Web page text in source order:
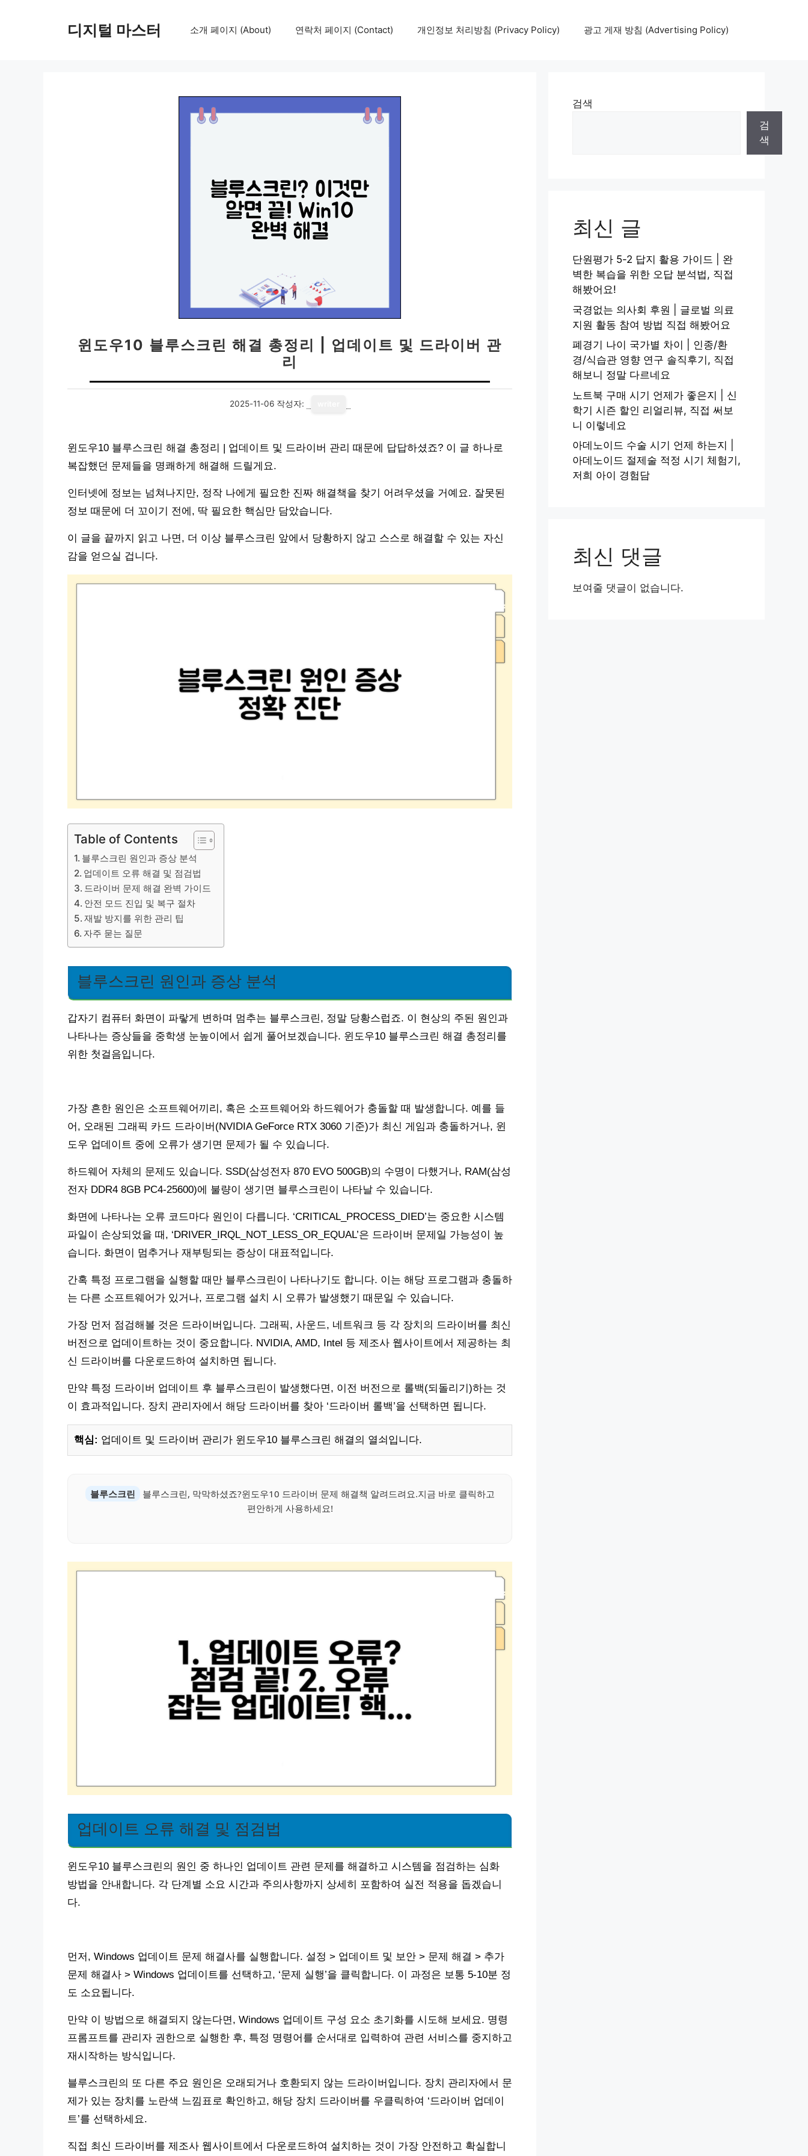
디지털 마스터 소개 페이지 (About) 연락처 페이지 (Contact) 개인정보 처리방침 (Privacy Policy) 광고 게재 방침 (Advertising Policy)
윈도우10 블루스크린 해결 총정리 | 업데이트 및 드라이버 관
리
2025-11-06 작성자:
윈도우10 블루스크린 해결 총정리 | 업데이트 및 드라이버 관리 때문에 답답하셨죠? 이 글 하나로
복잡했던 문제들을 명쾌하게 해결해 드릴게요.
인터넷에 정보는 넘쳐나지만, 정작 나에게 필요한 진짜 해결책을 찾기 어려우셨을 거예요. 잘못된
정보 때문에 더 꼬이기 전에, 딱 필요한 핵심만 담았습니다.
이 글을 끝까지 읽고 나면, 더 이상 블루스크린 앞에서 당황하지 않고 스스로 해결할 수 있는 자신
감을 얻으실 겁니다.
Table of Contents
블루스크린 원인과 증상 분석
업데이트 오류 해결 및 점검법
드라이버 문제 해결 완벽 가이드
안전 모드 진입 및 복구 절차
재발 방지를 위한 관리 팁
자주 묻는 질문
블루스크린 원인과 증상 분석
갑자기 컴퓨터 화면이 파랗게 변하며 멈추는 블루스크린, 정말 당황스럽죠. 이 현상의 주된 원인과
나타나는 증상들을 중학생 눈높이에서 쉽게 풀어보겠습니다. 윈도우10 블루스크린 해결 총정리를
위한 첫걸음입니다.
가장 흔한 원인은 소프트웨어끼리, 혹은 소프트웨어와 하드웨어가 충돌할 때 발생합니다. 예를 들
어, 오래된 그래픽 카드 드라이버(NVIDIA GeForce RTX 3060 기준)가 최신 게임과 충돌하거나, 윈
도우 업데이트 중에 오류가 생기면 문제가 될 수 있습니다.
하드웨어 자체의 문제도 있습니다. SSD(삼성전자 870 EVO 500GB)의 수명이 다했거나, RAM(삼성
전자 DDR4 8GB PC4-25600)에 불량이 생기면 블루스크린이 나타날 수 있습니다.
화면에 나타나는 오류 코드마다 원인이 다릅니다. ‘CRITICAL_PROCESS_DIED’는 중요한 시스템
파일이 손상되었을 때, ‘DRIVER_IRQL_NOT_LESS_OR_EQUAL’은 드라이버 문제일 가능성이 높
습니다. 화면이 멈추거나 재부팅되는 증상이 대표적입니다.
간혹 특정 프로그램을 실행할 때만 블루스크린이 나타나기도 합니다. 이는 해당 프로그램과 충돌하
는 다른 소프트웨어가 있거나, 프로그램 설치 시 오류가 발생했기 때문일 수 있습니다.
가장 먼저 점검해볼 것은 드라이버입니다. 그래픽, 사운드, 네트워크 등 각 장치의 드라이버를 최신
버전으로 업데이트하는 것이 중요합니다. NVIDIA, AMD, Intel 등 제조사 웹사이트에서 제공하는 최
신 드라이버를 다운로드하여 설치하면 됩니다.
만약 특정 드라이버 업데이트 후 블루스크린이 발생했다면, 이전 버전으로 롤백(되돌리기)하는 것
이 효과적입니다. 장치 관리자에서 해당 드라이버를 찾아 ‘드라이버 롤백’을 선택하면 됩니다.
핵심: 업데이트 및 드라이버 관리가 윈도우10 블루스크린 해결의 열쇠입니다.
블루스크린
블루스크린, 막막하셨죠?윈도우10 드라이버 문제 해결책 알려드려요.지금 바로 클릭하고
편안하게 사용하세요!
업데이트 오류 해결 및 점검법
윈도우10 블루스크린의 원인 중 하나인 업데이트 관련 문제를 해결하고 시스템을 점검하는 심화
방법을 안내합니다. 각 단계별 소요 시간과 주의사항까지 상세히 포함하여 실전 적용을 돕겠습니
다.
먼저, Windows 업데이트 문제 해결사를 실행합니다. 설정 > 업데이트 및 보안 > 문제 해결 > 추가
문제 해결사 > Windows 업데이트를 선택하고, ‘문제 실행’을 클릭합니다. 이 과정은 보통 5-10분 정
도 소요됩니다.
만약 이 방법으로 해결되지 않는다면, Windows 업데이트 구성 요소 초기화를 시도해 보세요. 명령
프롬프트를 관리자 권한으로 실행한 후, 특정 명령어를 순서대로 입력하여 관련 서비스를 중지하고
재시작하는 방식입니다.
블루스크린의 또 다른 주요 원인은 오래되거나 호환되지 않는 드라이버입니다. 장치 관리자에서 문
제가 있는 장치를 노란색 느낌표로 확인하고, 해당 장치 드라이버를 우클릭하여 ‘드라이버 업데이
트’를 선택하세요.
직접 최신 드라이버를 제조사 웹사이트에서 다운로드하여 설치하는 것이 가장 안전하고 확실합니
검색
검
색
최신 글
단원평가 5-2 답지 활용 가이드 | 완
벽한 복습을 위한 오답 분석법, 직접
해봤어요!
국경없는 의사회 후원 | 글로벌 의료
지원 활동 참여 방법 직접 해봤어요
폐경기 나이 국가별 차이 | 인종/환
경/식습관 영향 연구 솔직후기, 직접
해보니 정말 다르네요
노트북 구매 시기 언제가 좋은지 | 신
학기 시즌 할인 리얼리뷰, 직접 써보
니 이렇네요
아데노이드 수술 시기 언제 하는지 |
아데노이드 절제술 적정 시기 체험기,
저희 아이 경험담
최신 댓글
보여줄 댓글이 없습니다.